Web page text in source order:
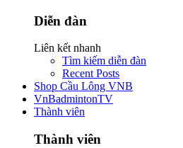
Diễn đàn
Liên kết nhanh
Tìm kiếm diễn đàn
Recent Posts
Shop Cầu Lông VNB
VnBadmintonTV
Thành viên
Thành viên